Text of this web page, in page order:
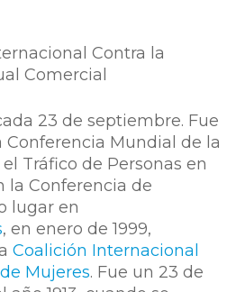
Contra la
Comercial
23 de septiembre. Fue
Conferencia Mundial de la
Tráfico de Personas en
la Conferencia de
lugar en
, en enero de 1999,
Coalición Internacional
Mujeres. Fue un 23 de